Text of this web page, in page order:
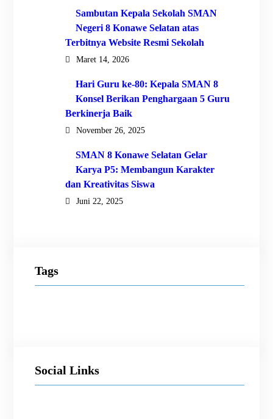
Sambutan Kepala Sekolah SMAN
Negeri 8 Konawe Selatan atas
Terbitnya Website Resmi Sekolah
Maret 14, 2026
Hari Guru ke-80: Kepala SMAN 8
Konsel Berikan Penghargaan 5 Guru
Berkinerja Baik
November 26, 2025
SMAN 8 Konawe Selatan Gelar
Karya P5: Membangun Karakter
dan Kreativitas Siswa
Juni 22, 2025
Tags
Social Links